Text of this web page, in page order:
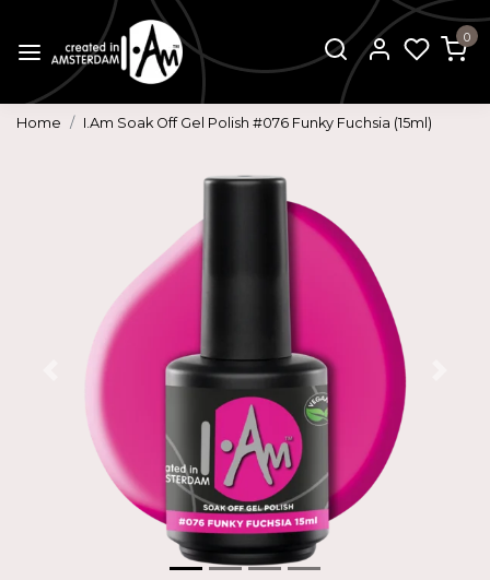
0
Home I.Am Soak Off Gel Polish #076 Funky Fuchsia (15ml)